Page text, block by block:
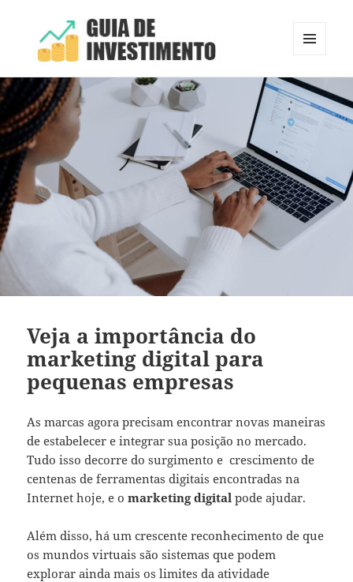
Guia de Investimento
E
WIDGETS
Veja a importância do
marketing digital para
pequenas empresas
As marcas agora precisam encontrar novas maneiras
de estabelecer e integrar sua posição no mercado.
Tudo isso decorre do surgimento e crescimento de
centenas de ferramentas digitais encontradas na
Internet hoje, e omarketing digital pode ajudar.
Além disso, há um crescente reconhecimento de que
os mundos virtuais são sistemas que podem
explorar ainda mais os limites da atividade